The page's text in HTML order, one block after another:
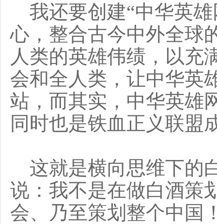
我还要创建“中华英雄
心，整合古今中外全球
人类的英雄伟绩，以充
会和全人类，让中华英
站，而其实，中华英雄
同时也是铁血正义联盟
这就是横向思维下的
说：我不是在做白酒策
会、乃至策划整个中国